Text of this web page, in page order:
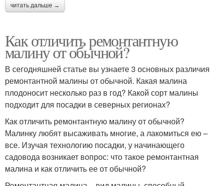
читать дальше →
Как отличить ремонтантную
малину от обычной?
В сегодняшней статье вы узнаете 3 основных различия
ремонтантной малины от обычной. Какая малина
плодоносит несколько раз в год? Какой сорт малины
подходит для посадки в северных регионах?
Как отличить ремонтантную малину от обычной?
Малинку любят высаживать многие, а лакомиться ею –
все. Изучая технологию посадки, у начинающего
садовода возникает вопрос: что такое ремонтантная
малина и как отличить ее от обычной?